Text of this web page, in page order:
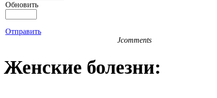
Обновить
Отправить
Jcomments
Женские болезни: